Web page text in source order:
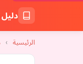
الرئيسية ›